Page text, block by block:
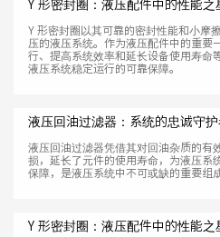
Y 形密封圈：液压配件中的性能之
Y 形密封圈以其可靠的密封性能和小摩
压的液压系统。作为液压配件中的重要
行、提高系统效率和延长设备使用寿命
液压系统稳定运行的可靠保障。
液压回油过滤器：系统的忠诚守
液压回油过滤器凭借其对回油杂质的有
损，延长了元件的使用寿命，为液压系
保障，是液压系统中不可或缺的重要组
Y 形密封圈：液压配件中的性能之